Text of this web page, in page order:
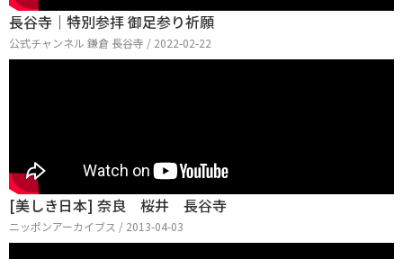
長谷寺｜特別参拝 御足参り祈願
公式チャンネル 鎌倉 長谷寺 / 2022-02-22
[美しき日本] 奈良 桜井 長谷寺
ニッポンアーカイブス / 2013-04-03